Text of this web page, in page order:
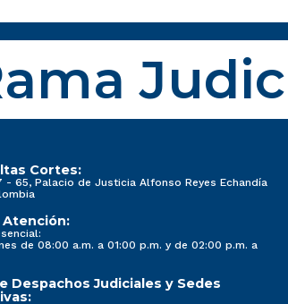
Cortes:
- 65, Palacio de Justicia Alfonso Reyes Echandía
Atención:
de 08:00 a.m. a 01:00 p.m. y de 02:00 p.m. a
Despachos Judiciales y Sedes